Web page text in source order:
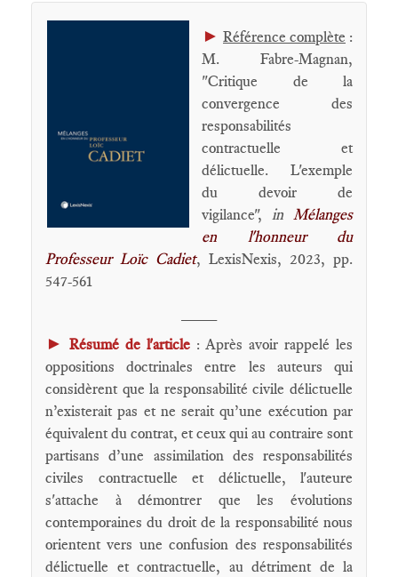
► Référence complète :
M. Fabre-Magnan,
"Critique de la
convergence des
responsabilités
contractuelle et
délictuelle. L'exemple
du devoir de
vigilance", in Mélanges
en l'honneur du
Professeur Loïc Cadiet, LexisNexis, 2023, pp.
547-561
► Résumé de l'article: Après avoir rappelé les
oppositions doctrinales entre les auteurs qui
considèrent que la responsabilité civile délictuelle
n’existerait pas et ne serait qu’une exécution par
équivalent du contrat, et ceux qui au contraire sont
partisans d’une assimilation des responsabilités
civiles contractuelle et délictuelle, l'auteure
s'attache à démontrer que les évolutions
contemporaines du droit de la responsabilité nous
orientent vers une confusion des responsabilités
délictuelle et contractuelle, au détriment de la